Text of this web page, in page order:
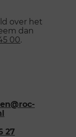
over het
dan
00.
27